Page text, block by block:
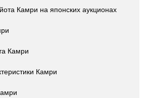
Камри на японских аукционах
Камри
Камри